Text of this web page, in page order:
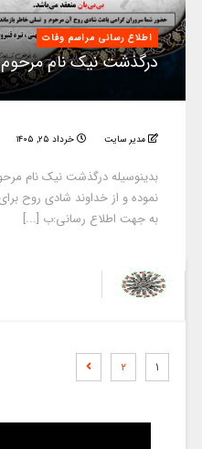
اطلاع رسانی مراسم وفات
درگذشت نیک نام مرحوم
مدیر سایت خرداد ۲۵, ۱۴۰۵
بدینوسیله درگذشت نیک نام
نموده و از خداوند شادی روح
به جهت اطلاع رسانی:ب [...]
۱ ۲